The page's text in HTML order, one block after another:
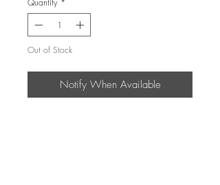
Quantity *
Out of Stock
Notify When Available